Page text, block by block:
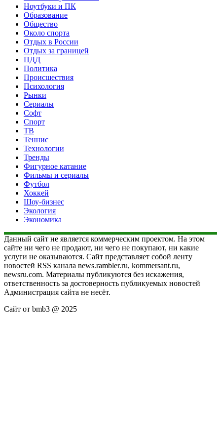
Ноутбуки и ПК
Образование
Общество
Около спорта
Отдых в России
Отдых за границей
ПДД
Политика
Происшествия
Психология
Рынки
Сериалы
Софт
Спорт
ТВ
Теннис
Технологии
Тренды
Фигурное катание
Фильмы и сериалы
Футбол
Хоккей
Шоу-бизнес
Экология
Экономика
Данный сайт не является коммерческим проектом. На этом
сайте ни чего не продают, ни чего не покупают, ни какие
услуги не оказываются. Сайт представляет собой ленту
новостей RSS канала news.rambler.ru, kommersant.ru,
newsru.com. Материалы публикуются без искажения,
ответственность за достоверность публикуемых новостей
Администрация сайта не несёт.
Сайт от bmb3 @ 2025